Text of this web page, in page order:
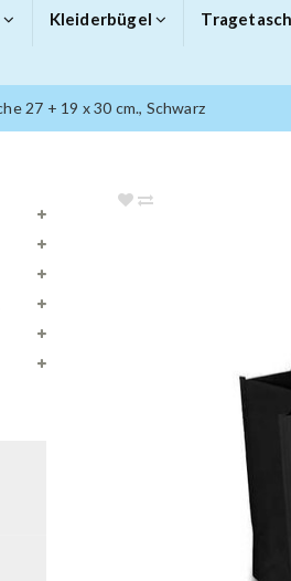
Kleiderbügel
27 + 19 x 30 cm., Schwarz